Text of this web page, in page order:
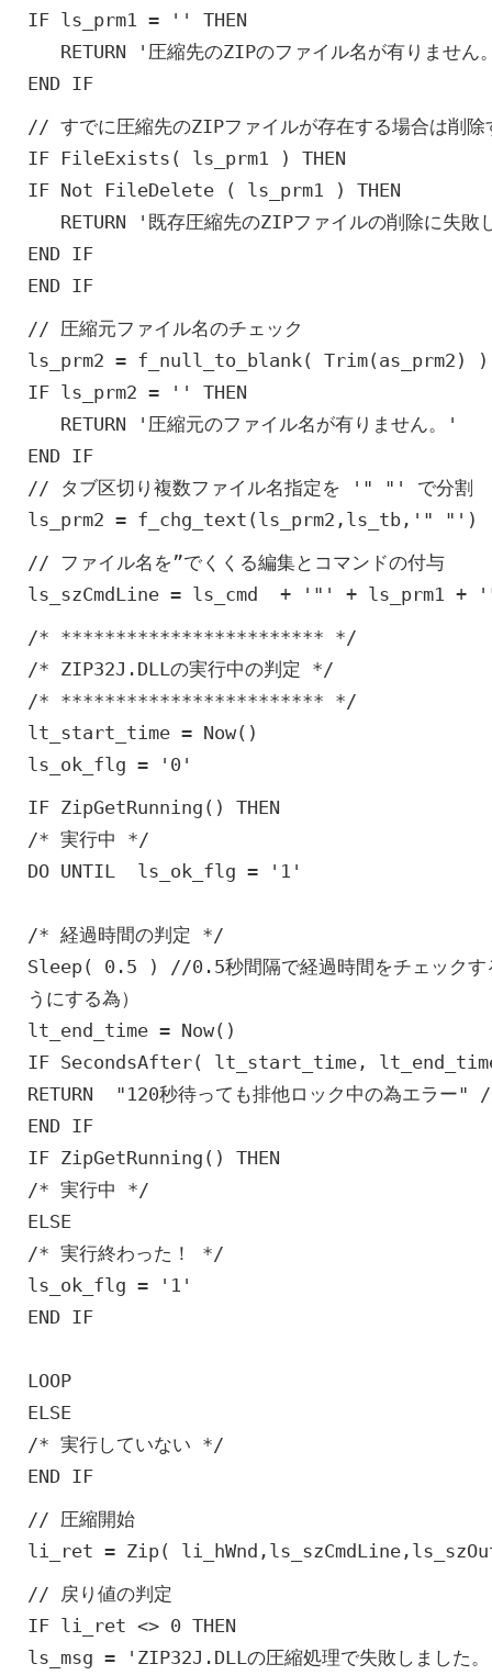
IF ls_prm1 = '' THEN
RETURN '圧縮先のZIPのファイル名が有りません
END IF
// すでに圧縮先のZIPファイルが存在する場合は削除
IF FileExists( ls_prm1 ) THEN
IF Not FileDelete ( ls_prm1 ) THEN
RETURN '既存圧縮先のZIPファイルの削除に失敗
END IF
END IF
// 圧縮元ファイル名のチェック
ls_prm2 = f_null_to_blank( Trim(as_prm2) )
IF ls_prm2 = '' THEN
RETURN '圧縮元のファイル名が有りません。'
END IF
// タブ区切り複数ファイル名指定を '" "' で分割
ls_prm2 = f_chg_text(ls_prm2,ls_tb,'" "')
// ファイル名を”でくくる編集とコマンドの付与
ls_szCmdLine = ls_cmd + '"' + ls_prm1
/* ************************ */
/* ZIP32J.DLLの実行中の判定 */
/* ************************ */
lt_start_time = Now()
ls_ok_flg = '0'
IF ZipGetRunning() THEN
/* 実行中 */
DO UNTIL ls_ok_flg = '1'
/* 経過時間の判定 */
Sleep( 0.5 ) //0.5秒間隔で経過時間をチェックす
うにする為）
lt_end_time = Now()
IF SecondsAfter( lt_start_time,
RETURN "120秒待っても排他ロック中の為エラー"
END IF
IF ZipGetRunning() THEN
/* 実行中 */
ELSE
/* 実行終わった！ */
ls_ok_flg = '1'
END IF
LOOP
ELSE
/* 実行していない */
END IF
// 圧縮開始
li_ret = Zip(
// 戻り値の判定
IF li_ret <> 0 THEN
ls_msg = 'ZIP32J.DLLの圧縮処理で失敗しました。